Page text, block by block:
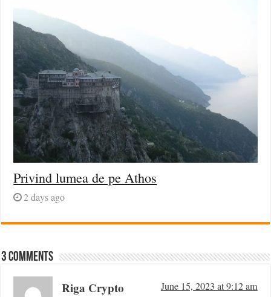
Privind lumea de pe Athos
2 days ago
3 comments
Riga Crypto June 15, 2023 at 9:12 am